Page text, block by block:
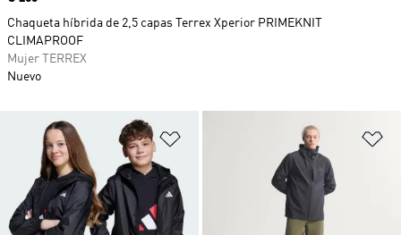
Añadir a la lista de deseos
Chaqueta híbrida de 2,5 capas Terrex Xperior PRIMEKNIT
CLIMAPROOF
Mujer TERREX
Nuevo